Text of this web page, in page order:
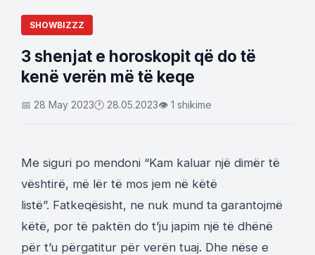
SHOWBIZZZ
3 shenjat e horoskopit që do të
kenë verën më të keqe
📅 28 May 2023🕐 28.05.2023👁 1 shikime
Me siguri po mendoni “Kam kaluar një dimër të
vështirë, më lër të mos jem në këtë
listë”. Fatkeqësisht, ne nuk mund ta garantojmë
këtë, por të paktën do t’ju japim një të dhënë
për t’u përgatitur për verën tuaj. Dhe nëse e